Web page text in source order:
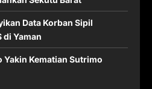
Data Korban Sipil
di Yaman
Yakin Kematian Sutrimo